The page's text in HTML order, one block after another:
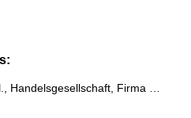
Handelsgesellschaft, Firma …